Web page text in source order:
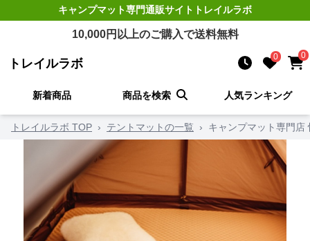
キャンプマット専門通販サイト トレイルラボ
10,000円以上のご購入で送料無料
トレイルラボ 0 0
新着商品 商品を検索 人気ランキング
トレイルラボ TOP › テントマットの一覧 › キャンプマット専門店